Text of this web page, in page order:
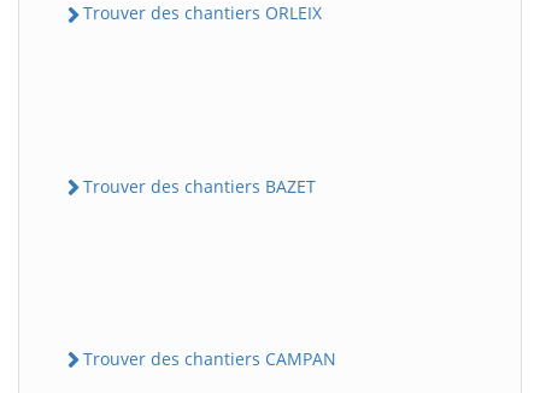
Trouver des chantiers ORLEIX
Trouver des chantiers BAZET
Trouver des chantiers CAMPAN